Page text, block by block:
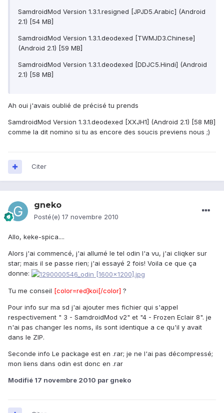
SamdroidMod Version 1.3.1.resigned [JPJD5.Arabic] (Android
2.1) [54 MB]
SamdroidMod Version 1.3.1.deodexed [TWMJD3.Chinese]
(Android 2.1) [59 MB]
SamdroidMod Version 1.3.1.deodexed [DDJC5.Hindi] (Android
2.1) [58 MB]
Ah oui j'avais oublié de précisé tu prends
SamdroidMod Version 1.3.1.deodexed [XXJH1] (Android 2.1) [58 MB]
comme la dit nomino si tu as encore des soucis previens nous ;)
Citer
gneko
Posté(e) 17 novembre 2010
Allo, keke-spica....
Alors j'ai commencé, j'ai allumé le tel odin l'a vu, j'ai cliqker sur
star; mais il se passe rien; j'ai essayé 2 fois! Voila ce que ça
donne:
Tu me conseil [color=red]koi[/color] ?
Pour info sur ma sd j'ai ajouter mes fichier qui s'appel
respectivement " 3 - SamdroidMod v2" et "4 - Frozen Eclair 8". je
n'ai pas changer les noms, ils sont identique a ce qu'il y avait
dans le ZIP.
Seconde info Le package est en .rar; je ne l'ai pas décompressé;
mon liens dans odin est donc en .rar
Modifié 17 novembre 2010 par gneko